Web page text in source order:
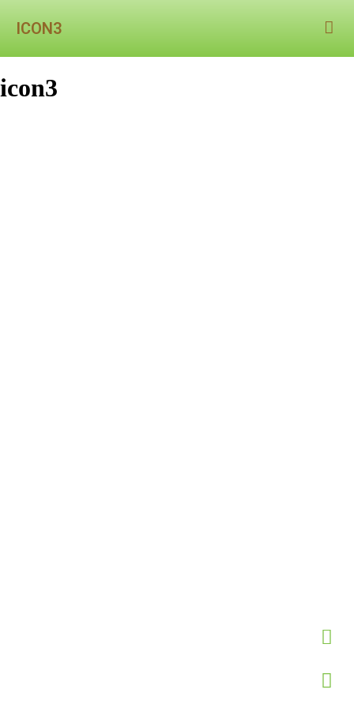
ICON3
icon3